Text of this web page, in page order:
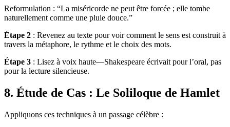
Reformulation : “La miséricorde ne peut être forcée ; elle tombe
naturellement comme une pluie douce.”
Étape 2 : Revenez au texte pour voir comment le sens est construit à
travers la métaphore, le rythme et le choix des mots.
Étape 3 : Lisez à voix haute—Shakespeare écrivait pour l’oral, pas
pour la lecture silencieuse.
8. Étude de Cas : Le Soliloque de Hamlet
Appliquons ces techniques à un passage célèbre :